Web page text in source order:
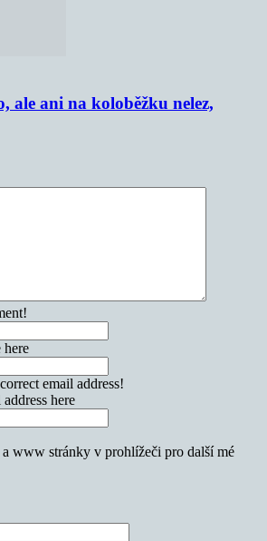
ale ani na koloběžku nelez,
here
email address!
here
www stránky v prohlížeči pro další mé